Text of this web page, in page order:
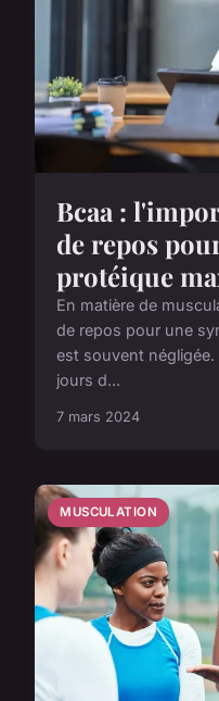
Bcaa :
de repos
protéique
En matière de
de repos pour une
est souvent
jours d...
7 mars 2024
MUSCULATION